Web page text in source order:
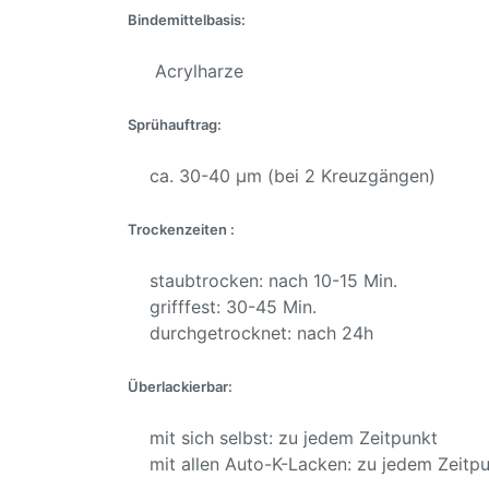
Bindemittelbasis:
Acrylharze
Sprühauftrag:
ca. 30-40 µm (bei 2 Kreuzgängen)
Trockenzeiten :
staubtrocken: nach 10-15 Min.
grifffest: 30-45 Min.
durchgetrocknet: nach 24h
Überlackierbar:
mit sich selbst: zu jedem Zeitpunkt
mit allen Auto-K-Lacken: zu jedem